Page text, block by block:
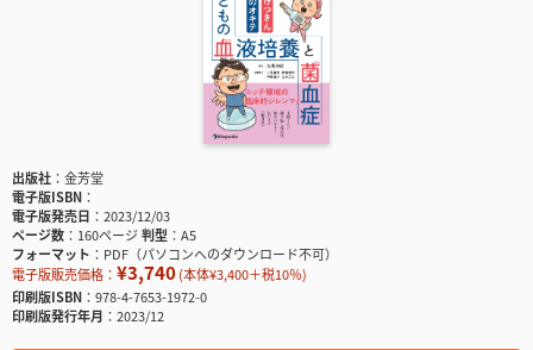
出版社
金芳堂
電子版ISBN
電子版発売日
2023/12/03
ページ数
160ページ判型
A5
フォーマット
PDF（パソコンへのダウンロード不可）
電子版販売価格： ¥3,740(本体¥3,400＋税10％)
印刷版ISBN
978-4-7653-1972-0
印刷版発行年月
2023/12